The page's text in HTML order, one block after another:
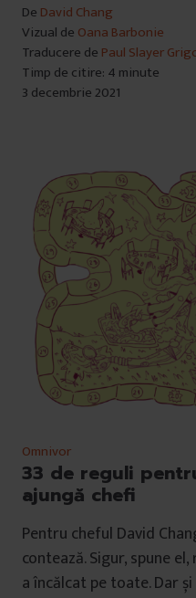
De David Chang
Vizual de Oana Barbonie
Traducere de Paul Slayer
Timp de citire: 4 minute
3 decembrie 2021
Omnivor
33 de reguli
ajungă chefi
Pentru cheful David
contează. Sigur, spune
a încălcat pe toate. Dar